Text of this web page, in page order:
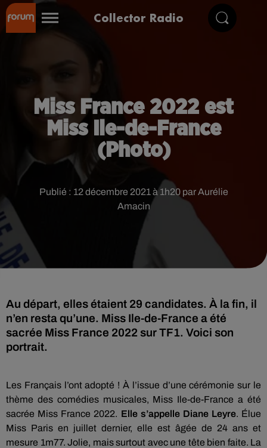
Collector Radio
Miss France 2022 est
Miss Ile-de-France
(Photo)
Publié : 12 décembre 2021 à 1h20 par Aurélie
Amacin
Au départ, elles étaient 29 candidates. À la fin, il
n’en resta qu’une. Miss Ile-de-France a été
sacrée Miss France 2022 sur TF1. Voici son
Les Français l’ont adopté ! À l’issue d’une cérémonie sur le
thème des comédies musicales, Miss Ile-de-France a été
sacrée Miss France 2022. Elle s’appelle Diane Leyre. Élue
Miss Paris en juillet dernier, elle est âgée de 24 ans et
mesure 1m77. Jolie, mais surtout avec une tête bien faite. La